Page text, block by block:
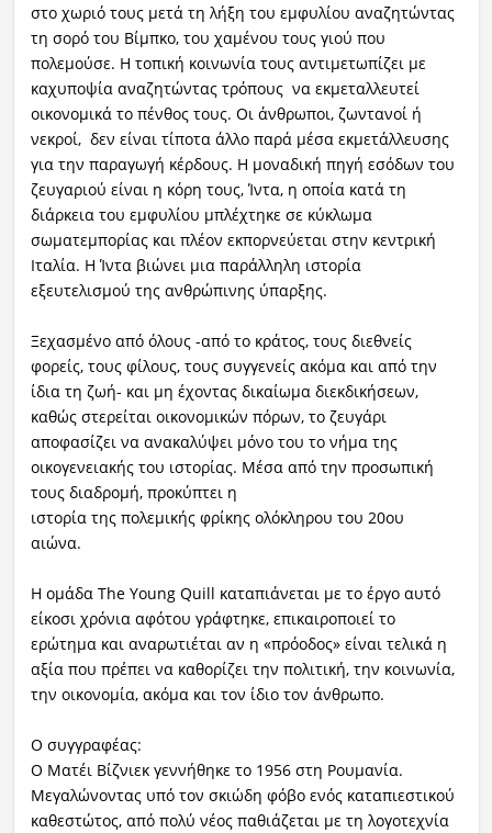
στο χωριό τους μετά τη λήξη του εμφυλίου αναζητώντας
τη σορό του Βίμπκο, του χαμένου τους γιού που
πολεμούσε. Η τοπική κοινωνία τους αντιμετωπίζει με
καχυποψία αναζητώντας τρόπους να εκμεταλλευτεί
οικονομικά το πένθος τους. Οι άνθρωποι, ζωντανοί ή
νεκροί, δεν είναι τίποτα άλλο παρά μέσα εκμετάλλευσης
για την παραγωγή κέρδους. Η μοναδική πηγή εσόδων του
ζευγαριού είναι η κόρη τους, Ίντα, η οποία κατά τη
διάρκεια του εμφυλίου μπλέχτηκε σε κύκλωμα
σωματεμπορίας και πλέον εκπορνεύεται στην κεντρική
Ιταλία. Η Ίντα βιώνει μια παράλληλη ιστορία
εξευτελισμού της ανθρώπινης ύπαρξης.
Ξεχασμένο από όλους -από το κράτος, τους διεθνείς
φορείς, τους φίλους, τους συγγενείς ακόμα και από την
ίδια τη ζωή- και μη έχοντας δικαίωμα διεκδικήσεων,
καθώς στερείται οικονομικών πόρων, το ζευγάρι
αποφασίζει να ανακαλύψει μόνο του το νήμα της
οικογενειακής του ιστορίας. Μέσα από την προσωπική
τους διαδρομή, προκύπτει η
ιστορία της πολεμικής φρίκης ολόκληρου του 20ου
αιώνα.
Η ομάδα The Young Quill καταπιάνεται με το έργο αυτό
είκοσι χρόνια αφότου γράφτηκε, επικαιροποιεί το
ερώτημα και αναρωτιέται αν η «πρόοδος» είναι τελικά η
αξία που πρέπει να καθορίζει την πολιτική, την κοινωνία,
την οικονομία, ακόμα και τον ίδιο τον άνθρωπο.
Ο συγγραφέας:
Ο Ματέι Βίζνιεκ γεννήθηκε το 1956 στη Ρουμανία.
Μεγαλώνοντας υπό τον σκιώδη φόβο ενός καταπιεστικού
καθεστώτος, από πολύ νέος παθιάζεται με τη λογοτεχνία